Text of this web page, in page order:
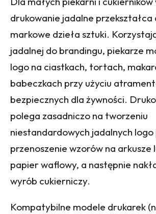
drukowanie jadalne przekształca
markowe dzieła sztuki.
jadalnej do brandingu, piekarze
logo na ciastkach, tortach,
babeczkach przy użyciu
bezpiecznych dla żywności.
polega zasadniczo na tworzeniu
niestandardowych jadalnych logo
przenoszenie wzorów na arkusze
papier waflowy, a następnie
wyrób cukierniczy.
Kompatybilne modele drukarek